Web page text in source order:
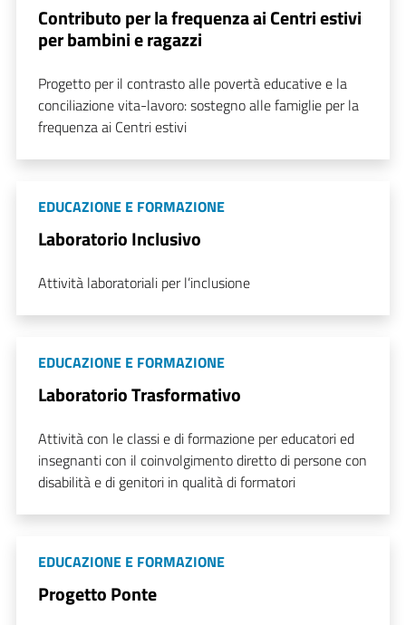
Contributo per la frequenza ai Centri estivi
per bambini e ragazzi
Progetto per il contrasto alle povertà educative e la
conciliazione vita-lavoro: sostegno alle famiglie per la
frequenza ai Centri estivi
EDUCAZIONE E FORMAZIONE
Laboratorio Inclusivo
Attività laboratoriali per l’inclusione
EDUCAZIONE E FORMAZIONE
Laboratorio Trasformativo
Attività con le classi e di formazione per educatori ed
insegnanti con il coinvolgimento diretto di persone con
disabilità e di genitori in qualità di formatori
EDUCAZIONE E FORMAZIONE
Progetto Ponte